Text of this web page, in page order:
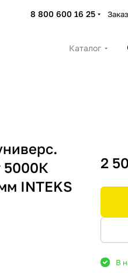
8 800 600 16 25
Каталог
5000К
INTEKS
2
В